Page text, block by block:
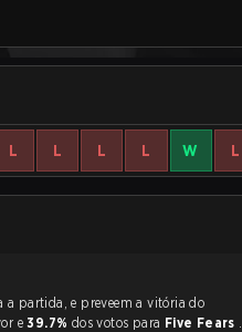
L L L L W L
Usuários da Strafe tem um favorito para a partida, e preveem a vitória do
e39.7% dos votos para Five Fears .